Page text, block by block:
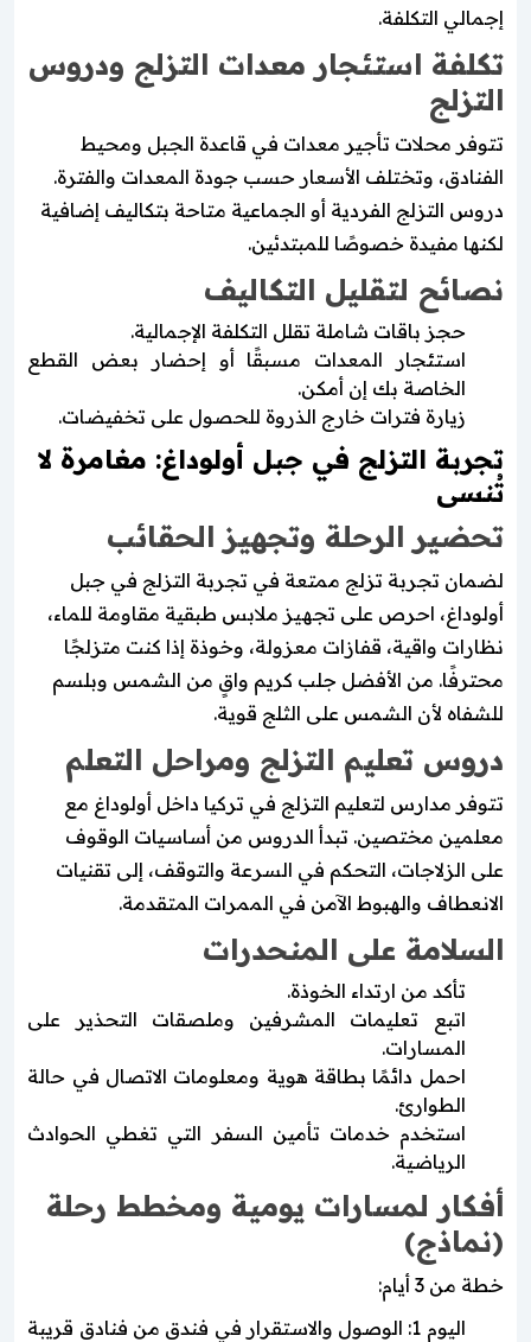
إجمالي التكلفة.
تكلفة استئجار معدات التزلج ودروس
التزلج
تتوفر محلات تأجير معدات في قاعدة الجبل ومحيط
الفنادق، وتختلف الأسعار حسب جودة المعدات والفترة.
دروس التزلج الفردية أو الجماعية متاحة بتكاليف إضافية
لكنها مفيدة خصوصًا للمبتدئين.
نصائح لتقليل التكاليف
حجز باقات شاملة تقلل التكلفة الإجمالية.
استئجار المعدات مسبقًا أو إحضار بعض القطع
الخاصة بك إن أمكن.
زيارة فترات خارج الذروة للحصول على تخفيضات.
تجربة التزلج في جبل أولوداغ: مغامرة لا
تُنسى
تحضير الرحلة وتجهيز الحقائب
لضمان تجربة تزلج ممتعة في تجربة التزلج في جبل
أولوداغ، احرص على تجهيز ملابس طبقية مقاومة للماء،
نظارات واقية، قفازات معزولة، وخوذة إذا كنت متزلجًا
محترفًا. من الأفضل جلب كريم واقٍ من الشمس وبلسم
للشفاه لأن الشمس على الثلج قوية.
دروس تعليم التزلج ومراحل التعلم
تتوفر مدارس لتعليم التزلج في تركيا داخل أولوداغ مع
معلمين مختصين. تبدأ الدروس من أساسيات الوقوف
على الزلاجات، التحكم في السرعة والتوقف، إلى تقنيات
الانعطاف والهبوط الآمن في الممرات المتقدمة.
السلامة على المنحدرات
تأكد من ارتداء الخوذة.
اتبع تعليمات المشرفين وملصقات التحذير على
المسارات.
احمل دائمًا بطاقة هوية ومعلومات الاتصال في حالة
الطوارئ.
استخدم خدمات تأمين السفر التي تغطي الحوادث
الرياضية.
أفكار لمسارات يومية ومخطط رحلة
(نماذج)
خطة من 3 أيام:
اليوم 1: الوصول والاستقرار في فندق من فنادق قريبة